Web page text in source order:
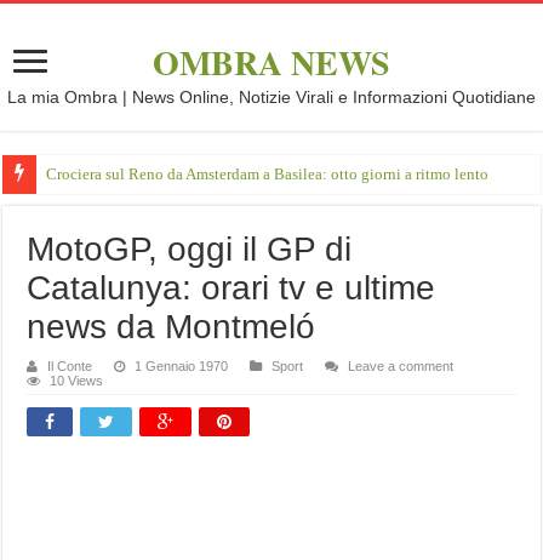
OMBRA NEWS
La mia Ombra | News Online, Notizie Virali e Informazioni Quotidiane
Crociera sul Reno da Amsterdam a Basilea: otto giorni a ritmo lento
MotoGP, oggi il GP di
Catalunya: orari tv e ultime
news da Montmeló
Il Conte 1 Gennaio 1970 Sport
Leave a comment
10 Views